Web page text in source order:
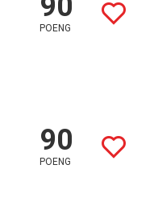
POENG
90
POENG